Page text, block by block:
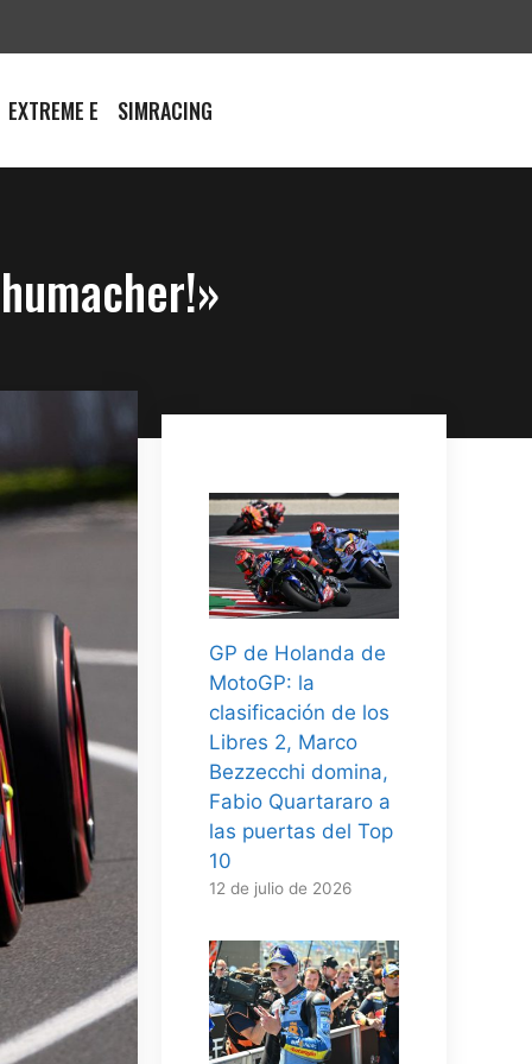
EXTREME E SIMRACING
GP de Holanda de
MotoGP: la
clasificación de los
Libres 2, Marco
Bezzecchi domina,
Fabio Quartararo a
las puertas del Top
10
12 de julio de 2026